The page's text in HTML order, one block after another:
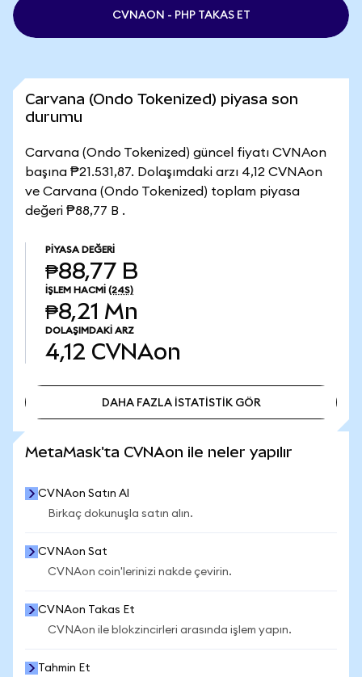
CVNAON - PHP TAKAS ET
Carvana (Ondo Tokenized) piyasa son
durumu
Carvana (Ondo Tokenized) güncel fiyatı CVNAon
başına ₱21.531,87. Dolaşımdaki arzı 4,12 CVNAon
ve Carvana (Ondo Tokenized) toplam piyasa
değeri ₱88,77 B .
PIYASA DEĞERI
₱88,77 B
İŞLEM HACMI (24S)
₱8,21 Mn
DOLAŞIMDAKI ARZ
4,12 CVNAon
DAHA FAZLA İSTATİSTİK GÖR
MetaMask'ta CVNAon ile neler yapılır
CVNAon Satın Al
Birkaç dokunuşla satın alın.
CVNAon Sat
CVNAon coin'lerinizi nakde çevirin.
CVNAon Takas Et
CVNAon ile blokzincirleri arasında işlem yapın.
Tahmin Et